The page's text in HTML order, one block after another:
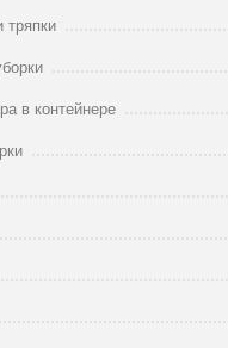
тряпки
в контейнере